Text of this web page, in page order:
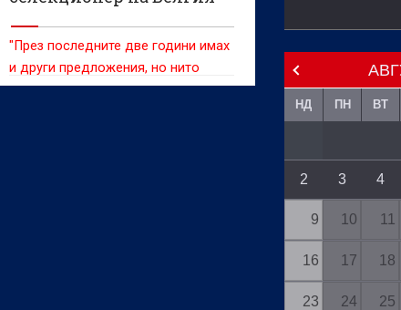
"През последните две години имах
и други предложения, но нито
едно от тях не ме убеди"
НД ПН ВТ
2 3 4
9 10 11
16 17 18
23 24 25